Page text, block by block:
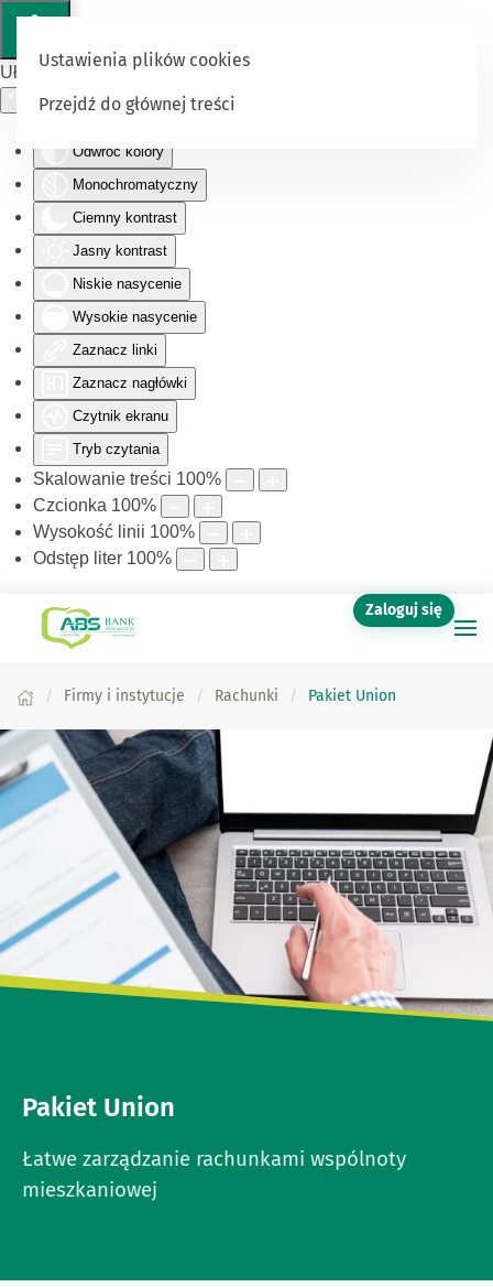
Ułatwienia dostępu
Odwróć kolory
Monochromatyczny
Ciemny kontrast
Jasny kontrast
Niskie nasycenie
Wysokie nasycenie
Zaznacz linki
Zaznacz nagłówki
Czytnik ekranu
Tryb czytania
Skalowanie treści 100%
Czcionka 100%
Wysokość linii 100%
Odstęp liter 100%
Ustawienia plików cookies
Przejdź do głównej treści
Zaloguj się
Firmy i instytucje Rachunki Pakiet Union
Pakiet Union
Łatwe zarządzanie rachunkami wspólnoty
mieszkaniowej